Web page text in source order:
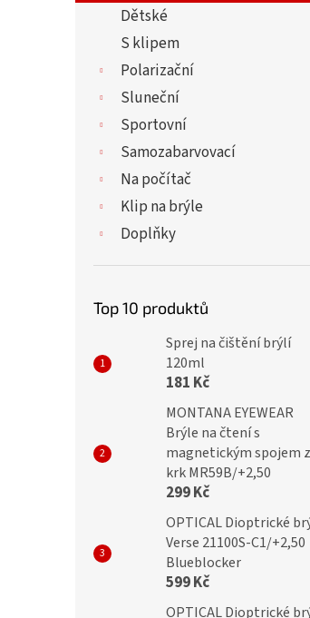
e
Dětské
S klipem
Polarizační
Sluneční
Sportovní
Samozabarvovací
Na počítač
Klip na brýle
Doplňky
Top 10 produktů
Sprej na čištění brýlí
120ml
181 Kč
MONTANA EYEWEAR
Brýle na čtení s
magnetickým spojem
krk MR59B/+2,50
299 Kč
OPTICAL Dioptrické
Verse 21100S-C1/+2,50
Blueblocker
599 Kč
OPTICAL Dioptrické